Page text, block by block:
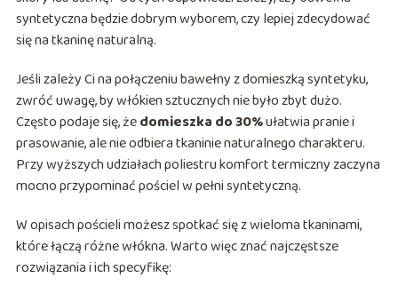
syntetyczna będzie dobrym wyborem, czy lepiej zdecydować
się na tkaninę naturalną.
Jeśli zależy Ci na połączeniu bawełny z domieszką syntetyku,
zwróć uwagę, by włókien sztucznych nie było zbyt dużo.
Często podaje się, żedomieszka do 30%ułatwia pranie i
prasowanie, ale nie odbiera tkaninie naturalnego charakteru.
Przy wyższych udziałach poliestru komfort termiczny zaczyna
mocno przypominać pościel w pełni syntetyczną.
W opisach pościeli możesz spotkać się z wieloma tkaninami,
które łączą różne włókna. Warto więc znać najczęstsze
rozwiązania i ich specyfikę: